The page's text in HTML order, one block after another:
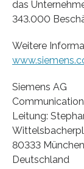
das
343.000
Weitere
Siemens AG
Leitung:
80333 München
Deutschland